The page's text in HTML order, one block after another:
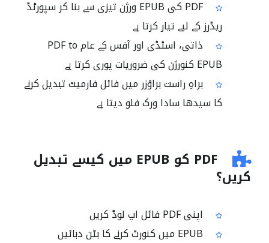
PDF کی EPUB ورژن تیزی سے بنا کر سپورٹڈ
ریڈرز کے لیے تیار کرتا ہے
ذاتی، اسٹڈی اور آفس کے عام PDF to
EPUB کنورژن کی ضروریات پوری کرتا ہے
براہِ راست براؤزر میں فائل فارمیٹ تبدیل کرنے
کا سیدھا سادا ورک فلو دیتا ہے
PDF کو EPUB میں کیسے تبدیل
کریں؟
اپنی PDF فائل اپ لوڈ کریں